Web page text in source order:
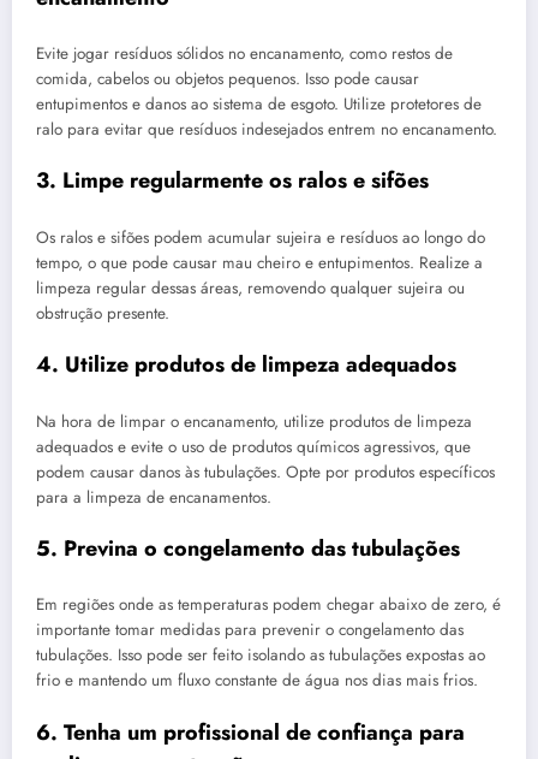
Evite jogar resíduos sólidos no encanamento, como restos de
comida, cabelos ou objetos pequenos. Isso pode causar
entupimentos e danos ao sistema de esgoto. Utilize protetores de
ralo para evitar que resíduos indesejados entrem no encanamento.
3. Limpe regularmente os ralos e sifões
Os ralos e sifões podem acumular sujeira e resíduos ao longo do
tempo, o que pode causar mau cheiro e entupimentos. Realize a
limpeza regular dessas áreas, removendo qualquer sujeira ou
obstrução presente.
4. Utilize produtos de limpeza adequados
Na hora de limpar o encanamento, utilize produtos de limpeza
adequados e evite o uso de produtos químicos agressivos, que
podem causar danos às tubulações. Opte por produtos específicos
para a limpeza de encanamentos.
5. Previna o congelamento das tubulações
Em regiões onde as temperaturas podem chegar abaixo de zero, é
importante tomar medidas para prevenir o congelamento das
tubulações. Isso pode ser feito isolando as tubulações expostas ao
frio e mantendo um fluxo constante de água nos dias mais frios.
6. Tenha um profissional de confiança para